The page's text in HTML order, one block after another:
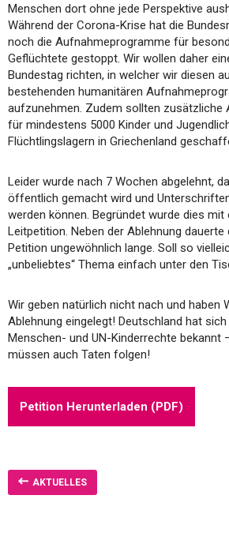
Menschen dort ohne jede Perspektive
Während der Corona-Krise hat die
noch die Aufnahmeprogramme für
Geflüchtete gestoppt. Wir wollen daher
Bundestag richten, in welcher wir diesen
bestehenden humanitären
aufzunehmen. Zudem sollten zusätzliche
für mindestens 5000 Kinder und
Flüchtlingslagern in Griechenland
Leider wurde nach 7 Wochen abgelehnt,
öffentlich gemacht wird und
werden können. Begründet wurde dies mit
Leitpetition. Neben der Ablehnung dauerte
Petition ungewöhnlich lange. Soll so
„unbeliebtes“ Thema einfach unter den
Wir geben natürlich nicht nach und haben
Ablehnung eingelegt! Deutschland hat
Menschen- und UN-Kinderrechte bekannt
müssen auch Taten folgen!
Petition Herunterladen (PDF)
AKTUELLES